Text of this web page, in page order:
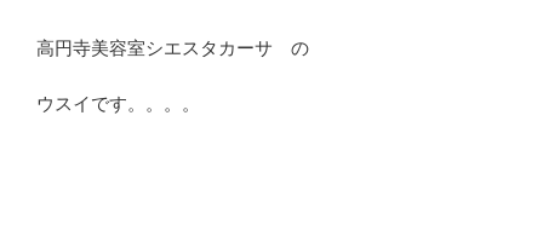
高円寺美容室シエスタカーサ の
ウスイです。。。。